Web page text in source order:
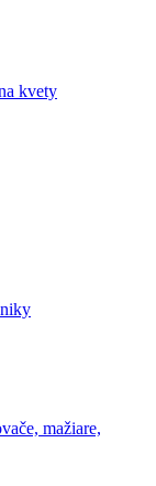
kvety
mažiare,